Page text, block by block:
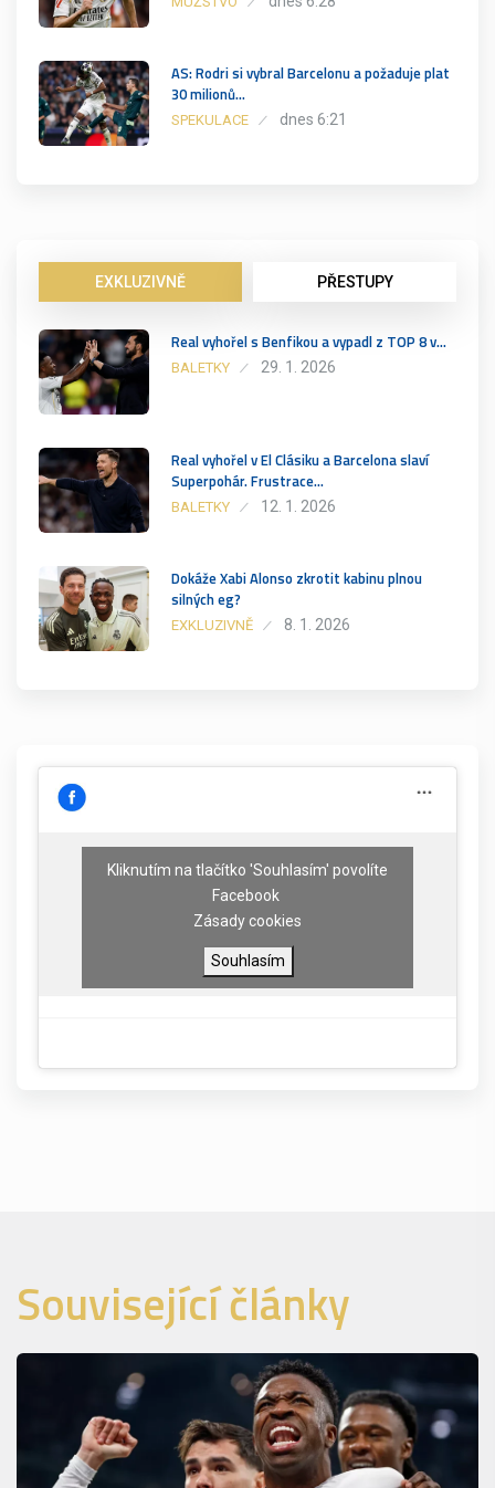
AS: Rodri si vybral Barcelonu a požaduje plat
30 milionů…
SPEKULACE dnes 6:21
EXKLUZIVNĚ PŘESTUPY
Real vyhořel s Benfikou a vypadl z TOP 8 v…
BALETKY 29. 1. 2026
Real vyhořel v El Clásiku a Barcelona slaví
Superpohár. Frustrace…
BALETKY 12. 1. 2026
Dokáže Xabi Alonso zkrotit kabinu plnou
silných eg?
EXKLUZIVNĚ 8. 1. 2026
Kliknutím na tlačítko 'Souhlasím' povolíte
Facebook
Zásady cookies
Souhlasím
Související články